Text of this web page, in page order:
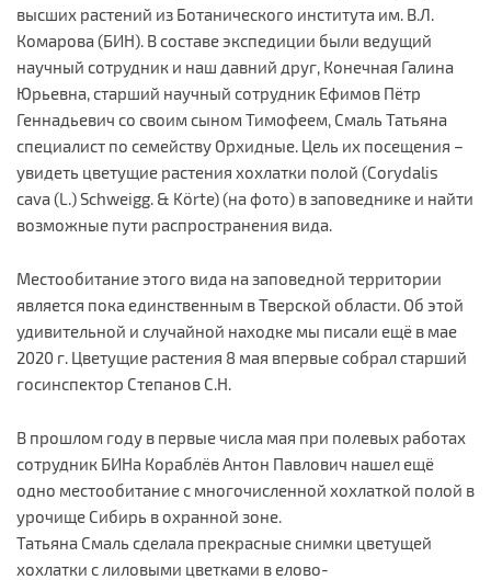
высших растений из Ботанического института им. В.Л.
Комарова (БИН). В составе экспедиции были ведущий
научный сотрудник и наш давний друг, Конечная Галина
Юрьевна, старший научный сотрудник Ефимов Пётр
Геннадьевич со своим сыном Тимофеем, Смаль Татьяна
специалист по семейству Орхидные. Цель их посещения –
увидеть цветущие растения хохлатки полой (Corydalis
cava (L.) Schweigg. & Körte) (на фото) в заповеднике и найти
возможные пути распространения вида.
Местообитание этого вида на заповедной территории
является пока единственным в Тверской области. Об этой
удивительной и случайной находке мы писали ещё в мае
2020 г. Цветущие растения 8 мая впервые собрал старший
госинспектор Степанов С.Н.
В прошлом году в первые числа мая при полевых работах
сотрудник БИНа Кораблёв Антон Павлович нашел ещё
одно местообитание с многочисленной хохлаткой полой в
урочище Сибирь в охранной зоне.
Татьяна Смаль сделала прекрасные снимки цветущей
хохлатки с лиловыми цветками в елово-